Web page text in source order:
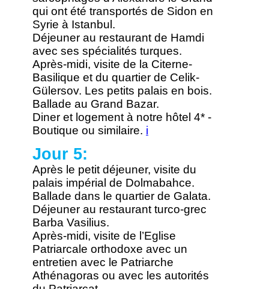
qui ont été transportés de Sidon en
Syrie à Istanbul.
Déjeuner au restaurant de Hamdi
avec ses spécialités turques.
Après-midi, visite de la Citerne-
Basilique et du quartier de Celik-
Gülersov. Les petits palais en bois.
Ballade au Grand Bazar.
Diner et logement à notre hôtel 4* -
Boutique ou similaire. i
Jour 5:
Après le petit déjeuner, visite du
palais impérial de Dolmabahce.
Ballade dans le quartier de Galata.
Déjeuner au restaurant turco-grec
Barba Vasilius.
Après-midi, visite de l’Eglise
Patriarcale orthodoxe avec un
entretien avec le Patriarche
Athénagoras ou avec les autorités